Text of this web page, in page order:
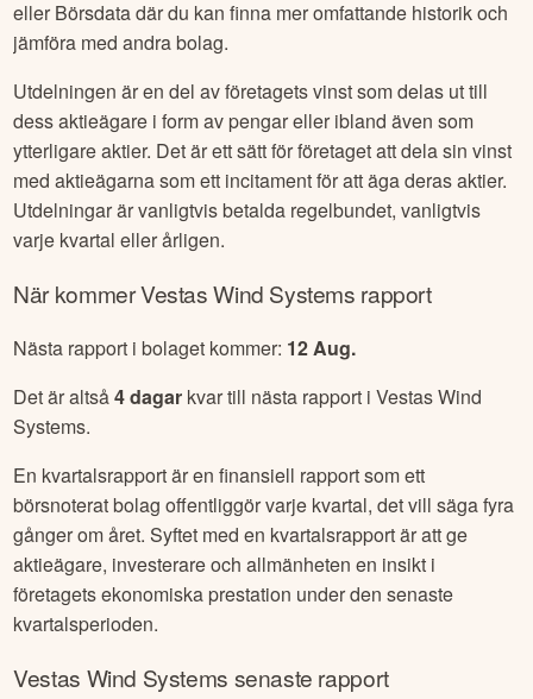
eller Börsdata där du kan finna mer omfattande historik och
jämföra med andra bolag.
Utdelningen är en del av företagets vinst som delas ut till
dess aktieägare i form av pengar eller ibland även som
ytterligare aktier. Det är ett sätt för företaget att dela sin vinst
med aktieägarna som ett incitament för att äga deras aktier.
Utdelningar är vanligtvis betalda regelbundet, vanligtvis
varje kvartal eller årligen.
När kommerVestas Wind Systems rapport
Nästa rapport i bolaget kommer: 12 Aug.
Det är altså4dagar kvar till nästa rapport iVestas Wind
Systems.
En kvartalsrapport är en finansiell rapport som ett
börsnoterat bolag offentliggör varje kvartal, det vill säga fyra
gånger om året. Syftet med en kvartalsrapport är att ge
aktieägare, investerare och allmänheten en insikt i
företagets ekonomiska prestation under den senaste
kvartalsperioden.
Vestas Wind Systems senaste rapport